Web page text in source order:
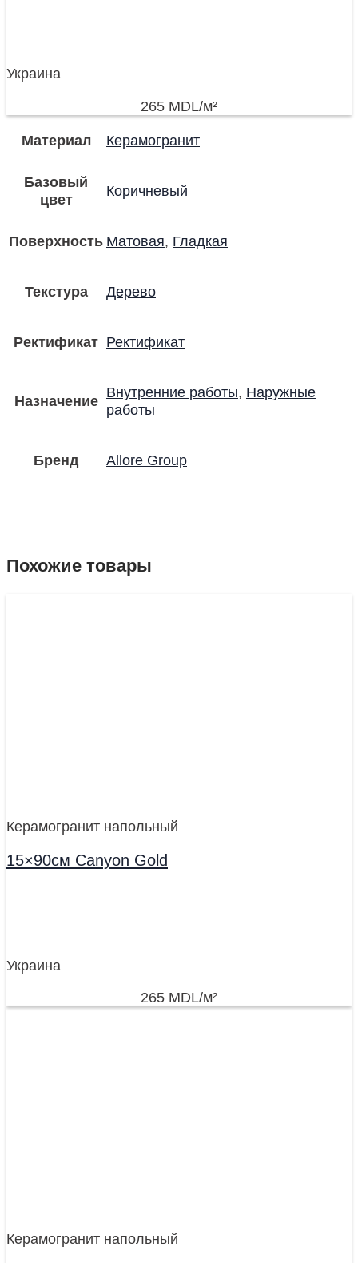
Украина
265 MDL/м²
Материал Керамогранит
Базовый
цвет
Коричневый
Поверхность Матовая, Гладкая
Текстура Дерево
Ректификат Ректификат
Назначение
Внутренние работы, Наружные
работы
Бренд Allore Group
Похожие товары
Керамогранит напольный
15×90см Canyon Gold
Украина
265 MDL/м²
Керамогранит напольный